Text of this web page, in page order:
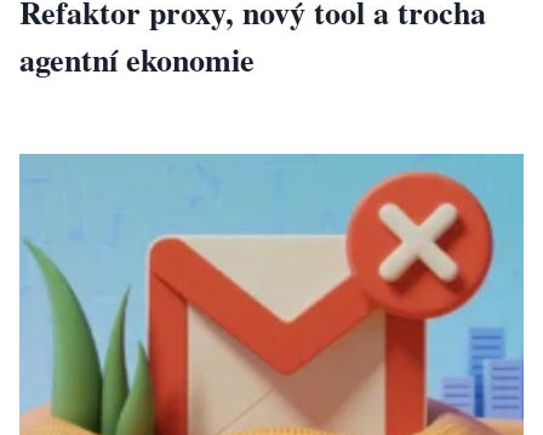
Refaktor proxy, nový tool a trocha
agentní ekonomie